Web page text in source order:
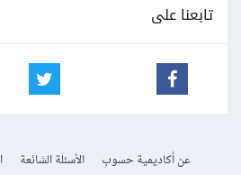
تابعنا على
عن أكاديمية حسوب الأسئلة الشائعة